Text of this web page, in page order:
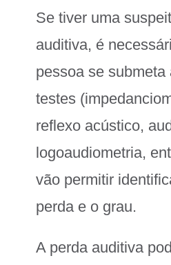
Se tiver uma
auditiva, é
pessoa se submeta
testes
reflexo acústico,
logoaudiometria,
vão permitir
perda e o grau.
A perda auditiva